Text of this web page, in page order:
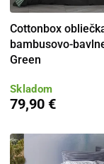
Cottonbox
bambusovo-
Green
Skladom
79,90 €